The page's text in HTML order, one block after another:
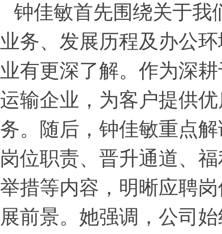
钟佳敏首先围绕关于我
业务、发展历程及办公
业有更深了解。作为深
运输企业，为客户提供
务。随后，钟佳敏重点
岗位职责、晋升通道、
举措等内容，明晰应聘
展前景。她强调，公司